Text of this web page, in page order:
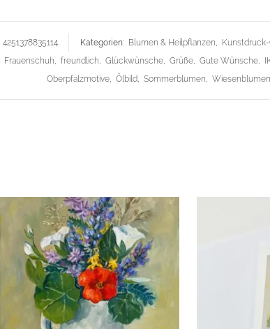
4251378835114 Kategorien: Blumen & Heilpflanzen,
Frauenschuh, freundlich, Glückwünsche, Grüße, Gute Wünsche,
Oberpfalzmotive, Ölbild, Sommerblumen, Wiesenblumen